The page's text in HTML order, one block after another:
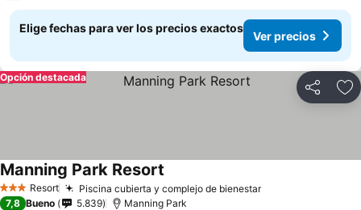
Elige fechas para ver los precios exactos
Ver precios
Compartir
Opción destacada
3 EstrellasResort Piscina cubierta y complejo de bienestar
Manning Park Resort
7,8 Bueno 5.839 Manning Park